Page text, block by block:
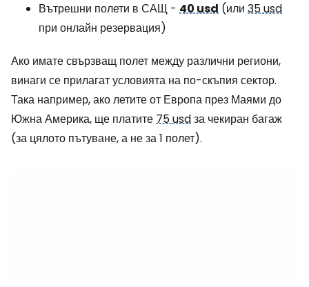
Вътрешни полети в САЩ - 40 usd (или 35 usd
при онлайн резервация)
Ако имате свързващ полет между различни региони,
винаги се прилагат условията на по-скъпия сектор.
Така например, ако летите от Европа през Маями до
Южна Америка, ще платите75 usdза чекиран багаж
(за цялото пътуване, а не за 1 полет).